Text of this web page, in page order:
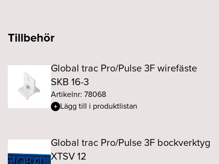
Tillbehör
Global trac Pro/Pulse 3F wirefäste
SKB 16-3
Artikelnr: 78068
Lägg till i produktlistan
Global trac Pro/Pulse 3F bockverktyg
XTSV 12